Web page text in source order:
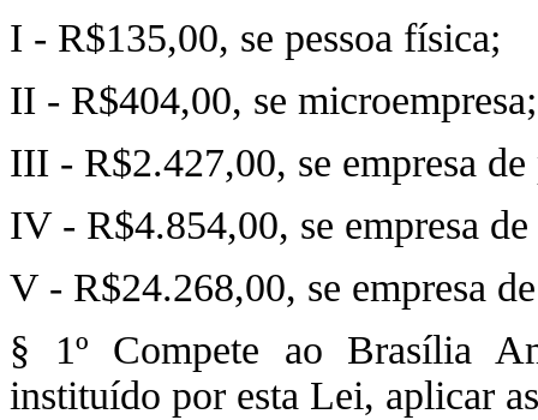
I - R$135,00, se pessoa física;
II - R$404,00, se microempresa;
III - R$2.427,00, se empresa de
IV - R$4.854,00, se empresa
V - R$24.268,00, se empresa
§ 1º Compete ao Brasília
instituído por esta Lei, aplicar